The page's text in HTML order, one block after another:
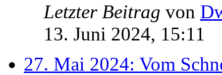
Letzter Beitrag von
13. Juni 2024, 15:11
27. Mai 2024: Vom